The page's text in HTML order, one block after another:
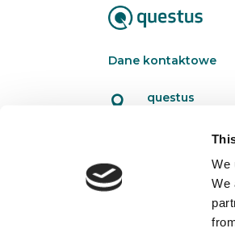
We
We
Dane kontaktowe

questus
91-811 Łódź
 601 098 038
